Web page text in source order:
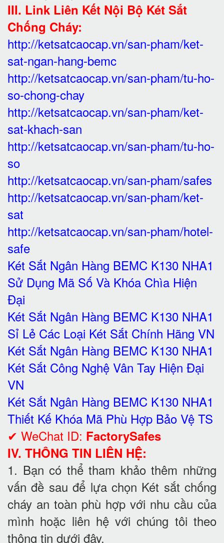
III. Link Liên Kết Nội Bộ Két Sắt
Chống Cháy:
http://ketsatcaocap.vn/san-pham/ket-
sat-ngan-hang-bemc
http://ketsatcaocap.vn/san-pham/tu-ho-
so-chong-chay
http://ketsatcaocap.vn/san-pham/ket-
sat-khach-san
http://ketsatcaocap.vn/san-pham/tu-ho-
so
http://ketsatcaocap.vn/san-pham/safes
http://ketsatcaocap.vn/san-pham/ket-
sat
http://ketsatcaocap.vn/san-pham/hotel-
safe
Két Sắt Ngân Hàng BEMC K130 NHA1
Sử Dụng Mã Số Và Khóa Chìa Hiện
Đại
Két Sắt Ngân Hàng BEMC K130 NHA1
Sỉ Lẻ Các Loại Két Sắt Chính Hãng VN
Két Sắt Ngân Hàng BEMC K130 NHA1
Két Sắt Công Nghệ Vân Tay Hiện Đại
VN
Két Sắt Ngân Hàng BEMC K130 NHA1
Thiết Kế Khóa Mã Phù Hợp Bảo Vệ TS
✔ WeChat ID: FactorySafes
IV. THÔNG TIN LIÊN HỆ:
1. Bạn có thể tham khảo thêm những
vấn đề sau để lựa chọn Két sắt chống
cháy an toàn phù hợp với nhu cầu của
mình hoặc liên hệ với chúng tôi theo
thông tin dưới đây.